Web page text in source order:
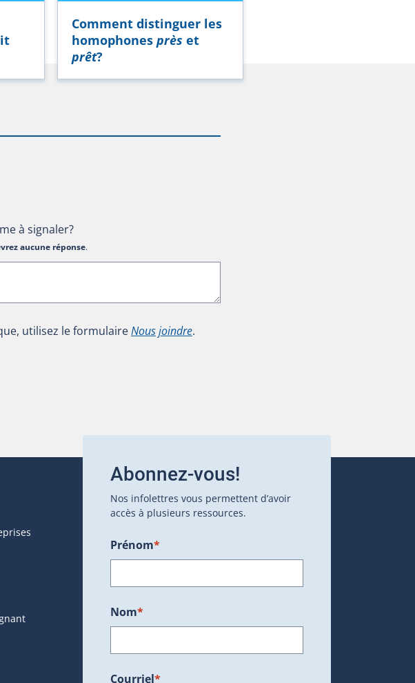
Comment distinguer les
homophones près et
prêt?
à signaler?
aucune réponse.
utilisez le formulaireNous joindre.
externe s'ouvrira dans une nouvelle fenêtre.)
Abonnez-vous!
Nos infolettres vous permettent d’avoir
accès à plusieurs ressources.
Prénom*
Nom*
Courriel*